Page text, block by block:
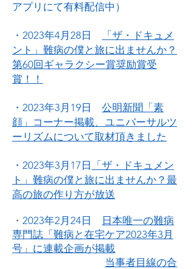
アプリにて有料配信中）
・2023年4月28日
「ザ・ドキュメ
ント」難病の僕と旅に出ませんか？
第60回ギャラクシー賞奨励賞受
賞！！
・2023年3月19日 公明新聞「素
顔」コーナー掲載、ユニバーサルツ
ーリズムについて取材頂きました
・2023年3月17日
「ザ・ドキュメン
ト」難病の僕と旅に出ませんか？最
高の旅の作り方が放送
・ 2023年2月24日
日本唯一の難病
専門誌 「難病と在宅ケア2023年3月
号」に連載企画が掲載
当事者目線の合